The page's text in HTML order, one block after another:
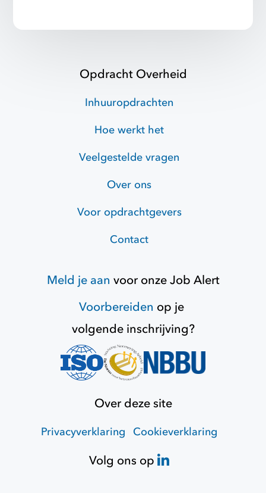
Opdracht Overheid
Inhuuropdrachten
Hoe werkt het
Veelgestelde vragen
Over ons
Voor opdrachtgevers
Contact
Meld je aan voor onzeJob Alert
Voorbereiden op je
volgende inschrijving?
Over deze site
Privacyverklaring Cookieverklaring
Volg ons op